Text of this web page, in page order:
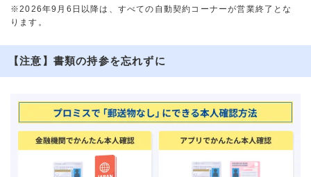
※2026年9月6日以降は、すべての自動契約コーナーが営業終了とな
ります。
【注意】書類の持参を忘れずに